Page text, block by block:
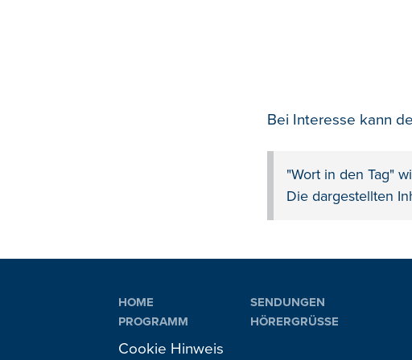
Bei Interesse kann
"Wort in den Tag"
Die dargestellten
HOME
PROGRAMM
PLAYLIST
SENDUNGEN
HÖRERGRÜSSE
Cookie Hinweis